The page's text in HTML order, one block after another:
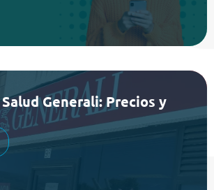
Generali: Precios y